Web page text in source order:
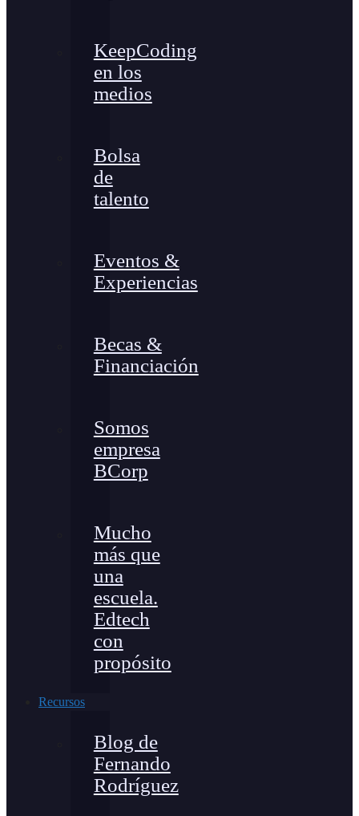
KeepCoding
en los
medios
Bolsa
de
talento
Eventos &
Experiencias
Becas &
Financiación
Somos
empresa
BCorp
Mucho
más que
una
escuela.
Edtech
con
propósito
Recursos
Blog de
Fernando
Rodríguez